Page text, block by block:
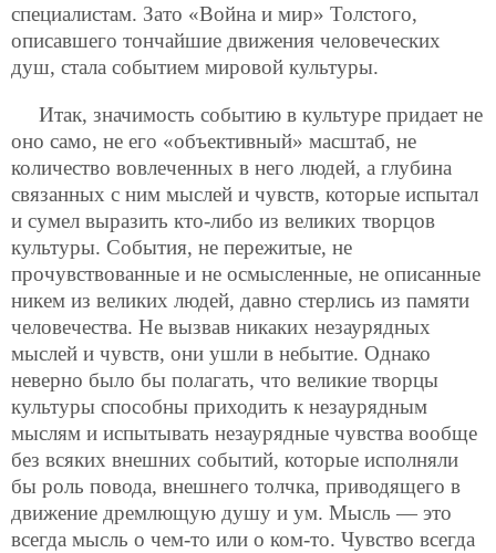
специалистам. Зато «Война и мир» Толстого,
описавшего тончайшие движения человеческих
душ, стала событием мировой культуры.
Итак, значимость событию в культуре придает не
оно само, не его «объективный» масштаб, не
количество вовлеченных в него людей, а глубина
связанных с ним мыслей и чувств, которые испытал
и сумел выразить кто-либо из великих творцов
культуры. События, не пережитые, не
прочувствованные и не осмысленные, не описанные
никем из великих людей, давно стерлись из памяти
человечества. Не вызвав никаких незаурядных
мыслей и чувств, они ушли в небытие. Однако
неверно было бы полагать, что великие творцы
культуры способны приходить к незаурядным
мыслям и испытывать незаурядные чувства вообще
без всяких внешних событий, которые исполняли
бы роль повода, внешнего толчка, приводящего в
движение дремлющую душу и ум. Мысль — это
всегда мысль о чем-то или о ком-то. Чувство всегда